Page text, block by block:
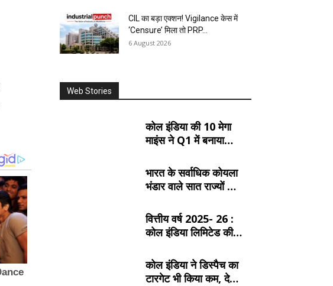
CIL का बड़ा एक्शन! Vigilance केस में
‘Censure’ मिला तो PRP...
6 August 2026
Web Stories
कोल इंडिया की 10 मेगा
माइंस ने Q1 में बनाया
और MCL की खदानों का
दबदबा
भारत के सर्वाधिक कोयला
भंडार वाले सात राज्यों के
वित्तीय वर्ष 2025- 26 :
कोल इंडिया लिमिटेड की
कोल इंडिया ने डिस्पैच का
टारगेट भी किया कम, देखें